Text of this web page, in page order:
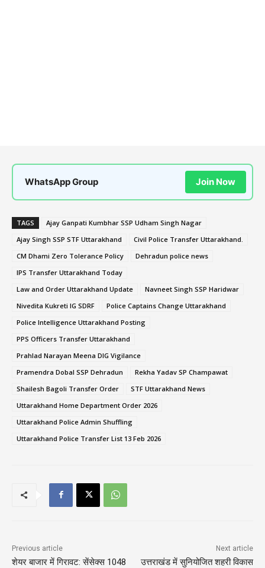
WhatsApp Group Join Now
TAGS
Ajay Ganpati Kumbhar SSP Udham Singh Nagar
Ajay Singh SSP STF Uttarakhand
Civil Police Transfer Uttarakhand.
CM Dhami Zero Tolerance Policy
Dehradun police news
IPS Transfer Uttarakhand Today
Law and Order Uttarakhand Update
Navneet Singh SSP Haridwar
Nivedita Kukreti IG SDRF
Police Captains Change Uttarakhand
Police Intelligence Uttarakhand Posting
PPS Officers Transfer Uttarakhand
Prahlad Narayan Meena DIG Vigilance
Pramendra Dobal SSP Dehradun
Rekha Yadav SP Champawat
Shailesh Bagoli Transfer Order
STF Uttarakhand News
Uttarakhand Home Department Order 2026
Uttarakhand Police Admin Shuffling
Uttarakhand Police Transfer List 13 Feb 2026
Previous article
शेयर बाजार में गिरावट: सेंसेक्स 1048
Next article
उत्तराखंड में सुनियोजित शहरी विकास